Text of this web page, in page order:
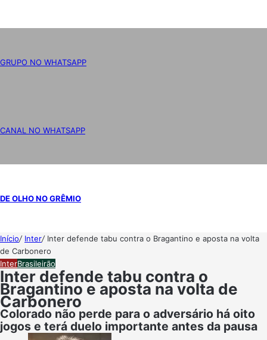
GRUPO NO WHATSAPP
CANAL NO WHATSAPP
DE OLHO NO GRÊMIO
Início/ Inter/ Inter defende tabu contra o Bragantino e aposta na volta
de Carbonero
InterBrasileirão
Inter defende tabu contra o
Bragantino e aposta na volta de
Carbonero
Colorado não perde para o adversário há oito
jogos e terá duelo importante antes da pausa